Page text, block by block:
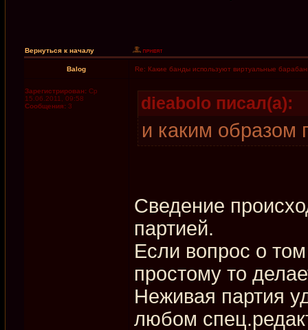
Вернуться к началу
Balog Re: Какие банды используют виртуальные
Зарегистрирован: Ср
15.06.2011, 09:58
Сообщения: 3 dieabolo писал(а):
и каким образом
Сведение
партией.
Если вопрос о
простому то
Неживая партия
любом